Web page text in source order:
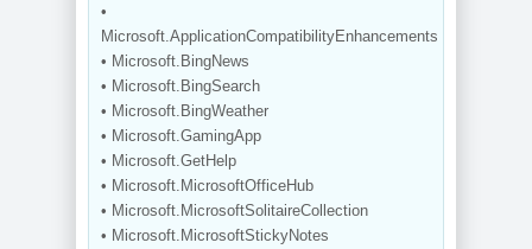
•
Microsoft.ApplicationCompatibilityEnhancements
• Microsoft.BingNews
• Microsoft.BingSearch
• Microsoft.BingWeather
• Microsoft.GamingApp
• Microsoft.GetHelp
• Microsoft.MicrosoftOfficeHub
• Microsoft.MicrosoftSolitaireCollection
• Microsoft.MicrosoftStickyNotes